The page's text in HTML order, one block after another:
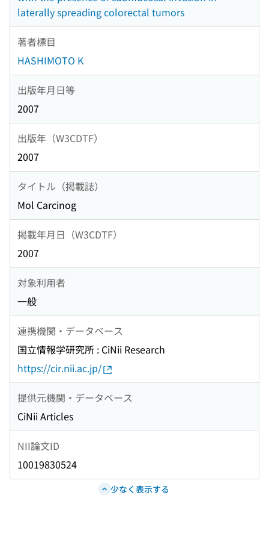
laterally spreading colorectal tumors
著者標目
HASHIMOTO K
出版年月日等
2007
出版年（W3CDTF）
2007
タイトル（掲載誌）
Mol Carcinog
掲載年月日（W3CDTF）
2007
対象利用者
一般
連携機関・データベース
国立情報学研究所 : CiNii Research
https://cir.nii.ac.jp/
提供元機関・データベース
CiNii Articles
NII論文ID
10019830524
少なく表示する